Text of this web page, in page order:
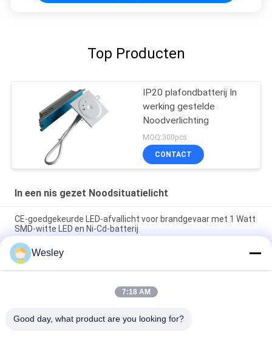
Top Producten
IP20 plafondbatterij In
werking gestelde
Noodverlichting
MOQ:300pcs
CONTACT
In een nis gezet Noodsituatielicht
CE-goedgekeurde LED-afvallicht voor brandgevaar met 1 Watt
SMD-witte LED en Ni-Cd-batterij
LEIDENE van de batterij van het Reserve de In een nis gezette
Noodsituatie Lichten Keukenplafond, RoHS
220V Oplaadbaar Noodverlichtingsarmatuur met 180 Minuten
Brandduur, Vlamvertragende ABS Behuizing en
Wesley
7:18 AM
Good day, what product are you looking for?